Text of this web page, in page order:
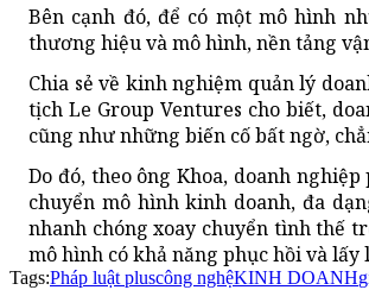
Bên cạnh đó, để có một mô hình
thương hiệu và mô hình, nền tảng
Chia sẻ về kinh nghiệm quản lý
tịch Le Group Ventures cho biết,
cũng như những biến cố bất ngờ,
Do đó, theo ông Khoa, doanh
chuyển mô hình kinh doanh, đa
nhanh chóng xoay chuyển tình thế
mô hình có khả năng phục hồi và
Tags:Pháp luật pluscông nghệKINH DOANH